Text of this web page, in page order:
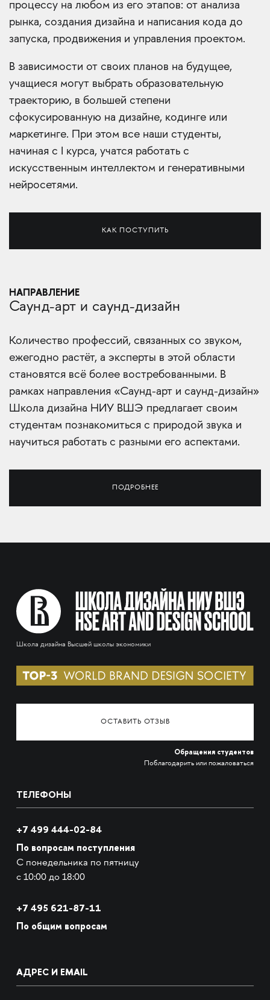
процессу на любом из его этапов: от анализа
рынка, создания дизайна и написания кода до
запуска, продвижения и управления проектом.
В зависимости от своих планов на будущее,
учащиеся могут выбрать образовательную
траекторию, в большей степени
сфокусированную на дизайне, кодинге или
маркетинге. При этом все наши студенты,
начиная с I курса, учатся работать с
искусственным интеллектом и генеративными
нейросетями.
КАК ПОСТУПИТЬ
НАПРАВЛЕНИЕ
Саунд-арт и саунд-дизайн
Количество профессий, связанных со звуком,
ежегодно растёт, а эксперты в этой области
становятся всё более востребованными. В
рамках направления «Саунд-арт и саунд-дизайн»
Школа дизайна НИУ ВШЭ предлагает своим
студентам познакомиться с природой звука и
научиться работать с разными его аспектами.
ПОДРОБНЕЕ
Школа дизайна Высшей школы экономики
ОСТАВИТЬ ОТЗЫВ
Обращения студентов
Поблагодарить или пожаловаться
ТЕЛЕФОНЫ
+7 499 444-02-84
По вопросам поступления
С понедельника по пятницу
с 10:00 до 18:00
+7 495 621-87-11
По общим вопросам
АДРЕС И EMAIL